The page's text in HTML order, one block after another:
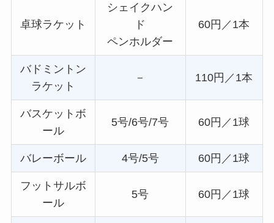
卓球ラケット
シェイクハン
ド
ペンホルダー
60円／1本
バドミントン
ラケット
－ 110円／1本
バスケットボ
ール
5号/6号/7号 60円／1球
バレーボール 4号/5号 60円／1球
フットサルボ
ール
5号 60円／1球